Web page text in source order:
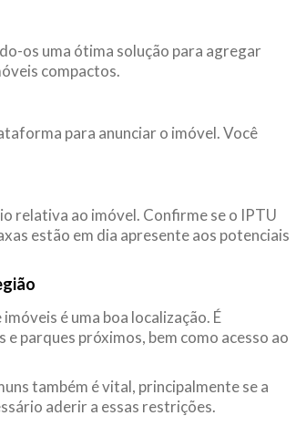
os uma ótima solução para agregar
compactos.
para anunciar o imóvel. Você
relativa ao imóvel. Confirme se o IPTU
estão em dia apresente aos potenciais
é uma boa localização. É
parques próximos, bem como acesso ao
também é vital, principalmente se a
aderir a essas restrições.